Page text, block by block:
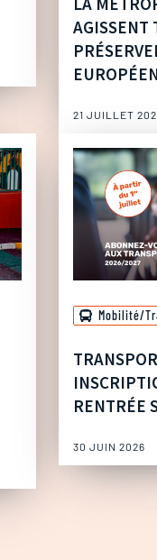
AGISSENT
21 JUILLET
Mobilité/
RENTRÉE
30 JUIN 2026